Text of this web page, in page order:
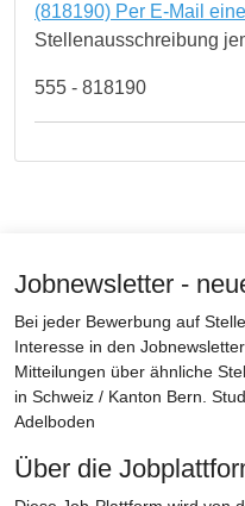
(818190) Per E-Mail
Stellenausschreibung
555 - 818190
Jobnewsletter -
Bei jeder Bewerbung auf
Interesse in den
Mitteilungen über ähnliche
in Schweiz / Kanton Bern.
Adelboden
Über die